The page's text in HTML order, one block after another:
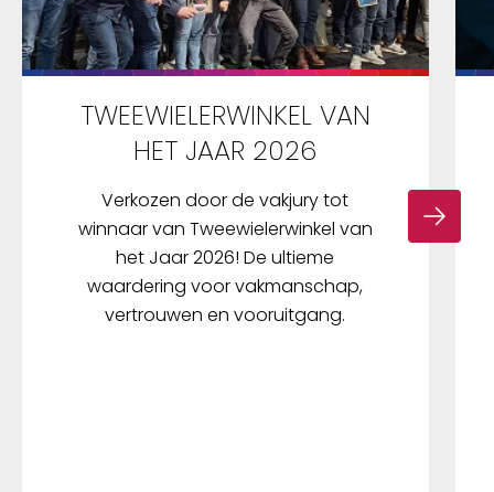
TWEEWIELERWINKEL VAN
HET JAAR 2026
Verkozen door de vakjury tot
winnaar van Tweewielerwinkel van
het Jaar 2026! De ultieme
waardering voor vakmanschap,
vertrouwen en vooruitgang.